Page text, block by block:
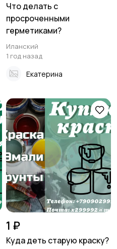
Что делать с
просроченными
герметиками?
Иланский
1 год назад
Екатерина
1 ₽
Куда деть старую краску?